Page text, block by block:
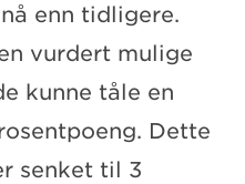
enn tidligere.
vurdert mulige
kunne tåle en
Dette
senket til 3